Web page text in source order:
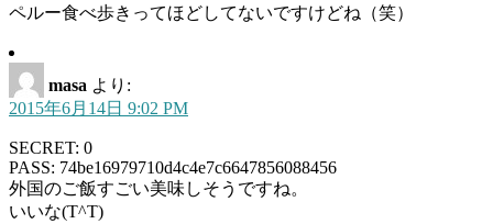
ペルー食べ歩きってほどしてないですけどね（笑）
masa より:
2015年6月14日 9:02 PM
SECRET: 0
PASS: 74be16979710d4c4e7c6647856088456
外国のご飯すごい美味しそうですね。
いいな(T^T)